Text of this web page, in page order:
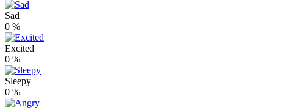
Sad
0 %
Excited
0 %
Sleepy
0 %